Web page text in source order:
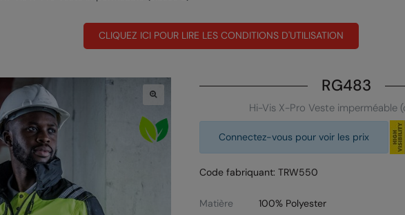
CLIQUEZ ICI POUR LIRE LES CONDITIONS D'UTILISATION
RG483
Hi-Vis X-Pro Veste imperméable
Connectez-vous pour voir les prix
Code fabriquant: TRW550
Matière
100% Polyester